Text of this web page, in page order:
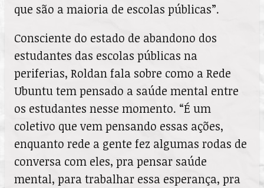
que são a maioria de escolas públicas”.
Consciente do estado de abandono dos
estudantes das escolas públicas na
periferias, Roldan fala sobre como a Rede
Ubuntu tem pensado a saúde mental entre
os estudantes nesse momento. “É um
coletivo que vem pensando essas ações,
enquanto rede a gente fez algumas rodas de
conversa com eles, pra pensar saúde
mental, para trabalhar essa esperança, pra